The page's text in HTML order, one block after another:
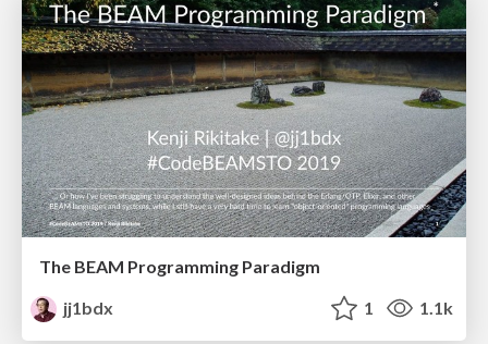
The BEAM Programming Paradigm
jj1bdx
1 1.1k